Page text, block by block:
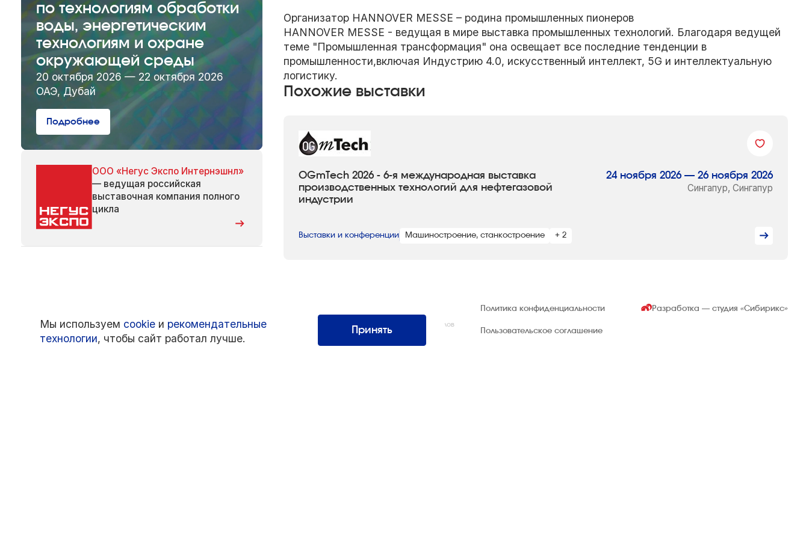
по технологиям обработки
воды, энергетическим
технологиям и охране
окружающей среды
20 октября 2026 — 22 октября 2026
ОАЭ, Дубай
Подробнее
ООО «Негус Экспо Интернэшнл»
— ведущая российская
выставочная компания полного
цикла
Организатор HANNOVER MESSE – родина промышленных пионеров
HANNOVER MESSE - ведущая в мире выставка промышленных технологий. Благодаря ведущей
теме "Промышленная трансформация" она освещает все последние тенденции в
промышленности,включая Индустрию 4.0, искусственный интеллект, 5G и интеллектуальную
логистику.
Похожие выставки
OGmTech 2026 - 6-я международная выставка
производственных технологий для нефтегазовой
индустрии
24 ноября 2026 — 26 ноября 2026
Сингапур, Сингапур
Выставки и конференции Машиностроение, станкостроение + 2
Интернэшнл»
Все права защищены. Использование материалов
возможно только со ссылкой на источник.
Политика конфиденциальности
Пользовательское соглашение
Разработка — студия«Сибирикс»
Мы используем cookie и рекомендательные
технологии, чтобы сайт работал лучше.
Принять